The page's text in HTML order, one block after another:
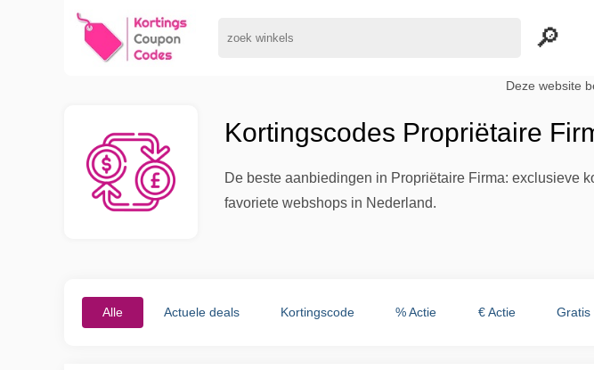
Deze website
Kortingscodes Propriëtaire
De beste aanbiedingen in Propriëtaire Firma: exclusieve
favoriete webshops in Nederland.
Alle Actuele deals Kortingscode % Actie € Actie Gratis